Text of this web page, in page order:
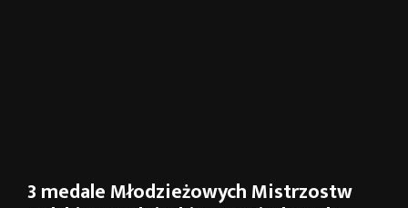
3 medale Młodzieżowych Mistrzostw